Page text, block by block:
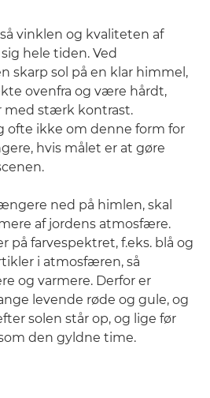
vinklen og kvaliteten af
hele tiden. Ved
skarp sol på en klar himmel,
ovenfra og være hårdt,
med stærk kontrast.
ofte ikke om denne form for
hvis målet er at gøre
ned på himlen, skal
af jordens atmosfære.
på farvespektret, f.eks. blå og
i atmosfæren, så
og varmere. Derfor er
levende røde og gule, og
solen står op, og lige før
den gyldne time.